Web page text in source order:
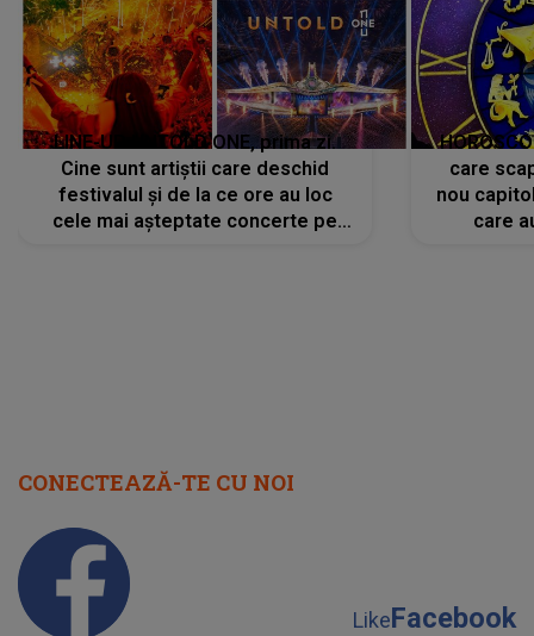
LINE-UP UNTOLD ONE, prima zi.
Cine sunt artiștii care deschid
festivalul și de la ce ore au loc
cele mai așteptate concerte pe
care
nou
care
CONECTEAZĂ-TE CU NOI
LikeFacebook